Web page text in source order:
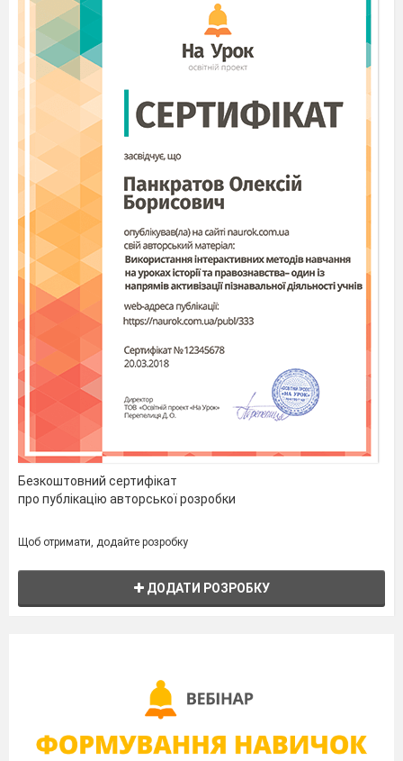
Безкоштовний сертифікат
про публікацію авторської розробки
Щоб отримати, додайте розробку
ДОДАТИ РОЗРОБКУ